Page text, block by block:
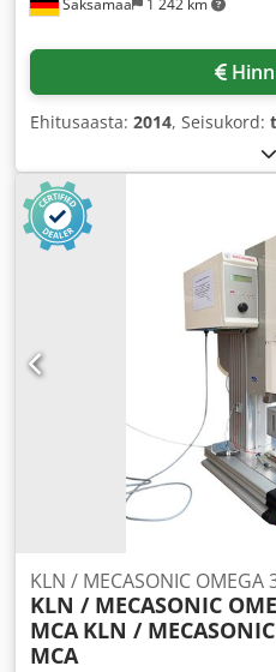
Ehitusaasta: 2014, Seisukord:
KLN / MECASONIC OMEGA
KLN / MECASONIC
MCA KLN /
MCA